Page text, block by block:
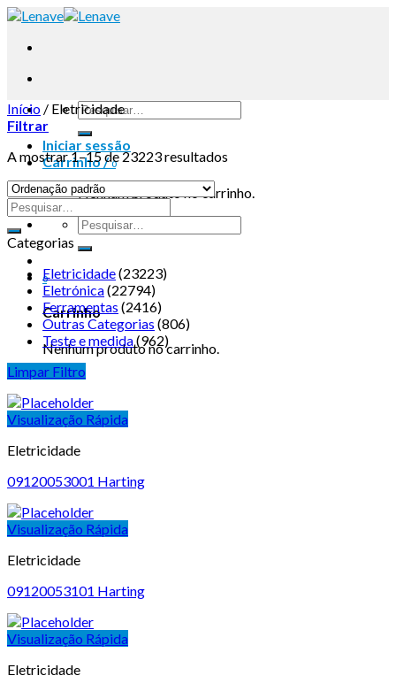
Iniciar sessão
Carrinho /0
Nenhum produto no carrinho.
0
Carrinho
Nenhum produto no carrinho.
Início / Eletricidade
Filtrar
A mostrar 1–15 de 23223 resultados
Categorias
Eletricidade(23223)
Eletrónica(22794)
Ferramentas (2416)
Outras Categorias (806)
Teste e medida(962)
Limpar Filtro
Visualização Rápida
Eletricidade
09120053001 Harting
Visualização Rápida
Eletricidade
09120053101 Harting
Visualização Rápida
Eletricidade